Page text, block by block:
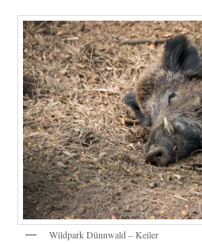
Wildpark Dünnwald – Keiler